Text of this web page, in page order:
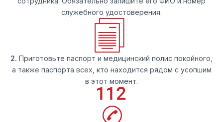
служебного удостоверения.
2. Приготовьте паспорт и медицинский полис покойного,
а также паспорта всех, кто находится рядом с усопшим
в этот момент.